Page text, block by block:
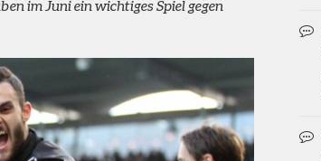
im Juni ein wichtiges Spiel gegen